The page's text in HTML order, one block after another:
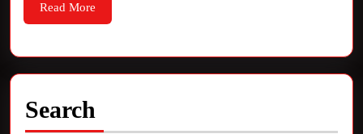
Read More
Search